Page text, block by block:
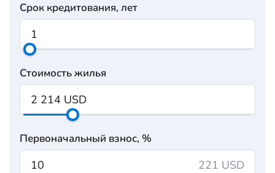
Срок кредитования, лет
Стоимость жилья
Первоначальный взнос, %
221 USD